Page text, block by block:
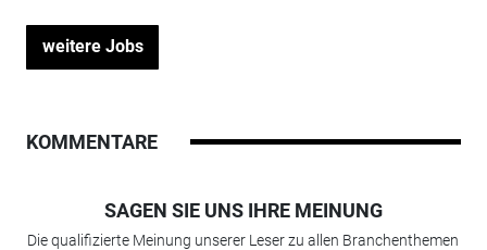
weitere Jobs
KOMMENTARE
SAGEN SIE UNS IHRE MEINUNG
Die qualifizierte Meinung unserer Leser zu allen Branchenthemen